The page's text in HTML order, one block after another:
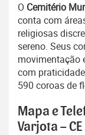
O Cemitério
conta com
religiosas
sereno. Seus
movimentação
com
590 coroas de
Mapa e
Varjota – CE